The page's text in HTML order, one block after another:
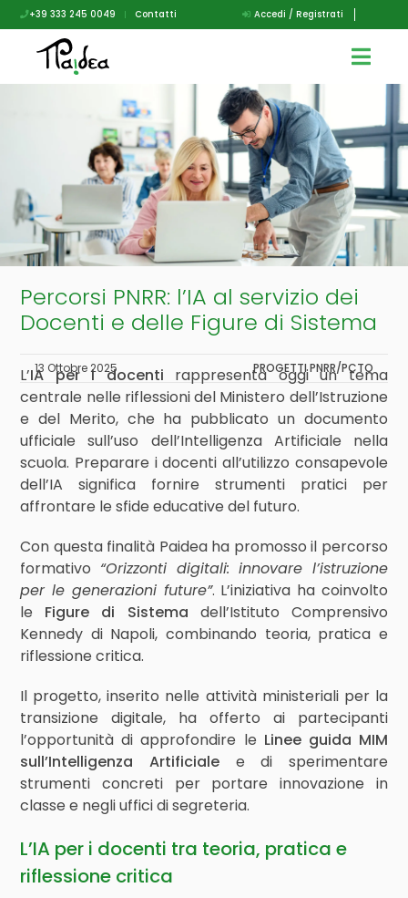
+39 333 245 0049 | Contatti Accedi / Registrati
Percorsi PNRR: l’IA al servizio dei
Docenti e delle Figure di Sistema
13 Ottobre 2025 PROGETTI PNRR/PCTO
L’IA per i docenti rappresenta oggi un tema
centrale nelle riflessioni del Ministero dell’Istruzione
e del Merito, che ha pubblicato un documento
ufficiale sull’uso dell’Intelligenza Artificiale nella
scuola. Preparare i docenti all’utilizzo consapevole
dell’IA significa fornire strumenti pratici per
affrontare le sfide educative del futuro.
Con questa finalità Paidea ha promosso il percorso
formativo “Orizzonti digitali: innovare l’istruzione
per le generazioni future”. L’iniziativa ha coinvolto
le Figure di Sistema dell’Istituto Comprensivo
Kennedy di Napoli, combinando teoria, pratica e
riflessione critica.
Il progetto, inserito nelle attività ministeriali per la
transizione digitale, ha offerto ai partecipanti
l’opportunità di approfondire le Linee guida MIM
sull’Intelligenza Artificialee di sperimentare
strumenti concreti per portare innovazione in
classe e negli uffici di segreteria.
L’IA per i docenti tra teoria, pratica e
riflessione critica